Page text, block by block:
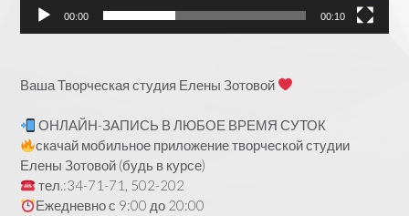
00:00 00:10
Ваша Творческая студия Елены Зотовой
ОНЛАЙН-ЗАПИСЬ В ЛЮБОЕ ВРЕМЯ СУТОК
скачай мобильное приложение творческой студии
Елены Зотовой (будь в курсе)
тел.:34-71-71, 502-202
Ежедневно с 9:00 до 20:00